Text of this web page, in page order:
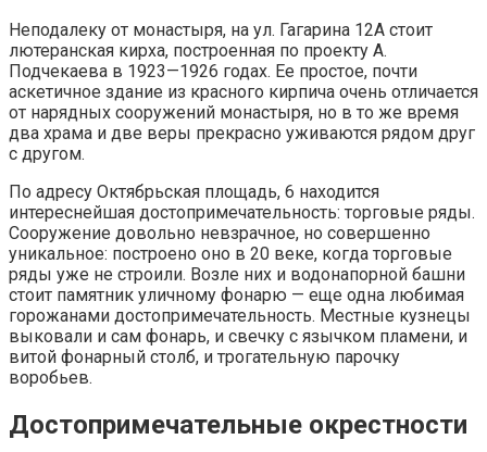
Неподалеку от монастыря, на ул. Гагарина 12А стоит
лютеранская кирха, построенная по проекту А.
Подчекаева в 1923—1926 годах. Ее простое, почти
аскетичное здание из красного кирпича очень отличается
от нарядных сооружений монастыря, но в то же время
два храма и две веры прекрасно уживаются рядом друг
с другом.
По адресу Октябрьская площадь, 6 находится
интереснейшая достопримечательность: торговые ряды.
Сооружение довольно невзрачное, но совершенно
уникальное: построено оно в 20 веке, когда торговые
ряды уже не строили. Возле них и водонапорной башни
стоит памятник уличному фонарю — еще одна любимая
горожанами достопримечательность. Местные кузнецы
выковали и сам фонарь, и свечку с язычком пламени, и
витой фонарный столб, и трогательную парочку
воробьев.
Достопримечательные окрестности